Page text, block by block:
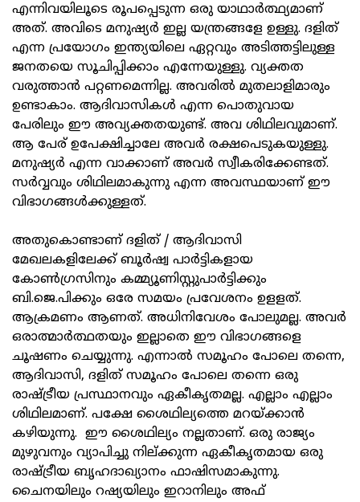
എന്നിവയിലൂടെ രൂപപ്പെടുന്ന ഒരു യാഥാര്‍ത്ഥ്യമാണ്
അത്. അവിടെ മനുഷ്യര്‍ ഇല്ല യന്ത്രങ്ങളേ ഉള്ളു. ദളിത്
എന്ന പ്രയോഗം ഇന്ത്യയിലെ ഏറ്റവും അടിത്തട്ടിലുള്ള
ജനതയെ സൂചിപ്പിക്കാം എന്നേയുള്ളു. വ്യക്തത
വരുത്താന്‍ പറ്റണമെന്നില്ല. അവരില്‍ മുതലാളിമാരും
ഉണ്ടാകാം. ആദിവാസികള്‍ എന്ന പൊതുവായ
പേരിലും ഈ അവ്യക്തതയുണ്ട്. അവ ശിഥിലവുമാണ്.
ആ പേര് ഉപേക്ഷിച്ചാലേ അവര്‍ രക്ഷപെടുകയുള്ളു.
മനുഷ്യര്‍ എന്ന വാക്കാണ് അവര്‍ സ്വീകരിക്കേണ്ടത്.
സര്‍വ്വവും ശിഥിലമാകുന്നു എന്ന അവസ്ഥയാണ് ഈ
വിഭാഗങ്ങള്‍ക്കുള്ളത്.
അതുകൊണ്ടാണ് ദളിത് / ആദിവാസി
മേഖലകളിലേക്ക് ബൂര്‍ഷ്വ പാര്‍ട്ടികളായ
കോണ്‍ഗ്രസിനും കമ്മ്യൂണിസ്റ്റുപാര്‍ട്ടിക്കും
ബി.ജെ.പിക്കും ഒരേ സമയം പ്രവേശനം ഉളളത്.
ആക്രമണം ആണത്. അധിനിവേശം പോലുമല്ല. അവര്‍
ഒരാത്മാര്‍ത്ഥതയും ഇല്ലാതെ ഈ വിഭാഗങ്ങളെ
ചൂഷണം ചെയ്യുന്നു. എന്നാല്‍ സമൂഹം പോലെ തന്നെ,
ആദിവാസി, ദളിത് സമൂഹം പോലെ തന്നെ ഒരു
രാഷ്ട്രീയ പ്രസ്ഥാനവും ഏകീകൃതമല്ല. എല്ലാം എല്ലാം
ശിഥിലമാണ്. പക്ഷേ ശൈഥില്യത്തെ മറയ്ക്കാന്‍
കഴിയുന്നു. ഈ ശൈഥില്യം നല്ലതാണ്. ഒരു രാജ്യം
മുഴുവനും വ്യാപിച്ചു നില്ക്കുന്ന ഏകീകൃതമായ ഒരു
രാഷ്ട്രീയ ബൃഹദാഖ്യാനം ഫാഷിസമാകുന്നു.
ചൈനയിലും റഷ്യയിലും ഇറാനിലും അഫ്